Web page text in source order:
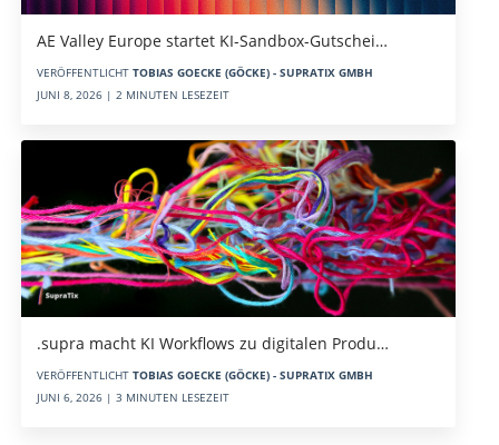
AE Valley Europe startet KI-Sandbox-Gutschei…
VERÖFFENTLICHT TOBIAS GOECKE (GÖCKE) - SUPRATIX GMBH
JUNI 8, 2026 | 2 MINUTEN LESEZEIT
.supra macht KI Workflows zu digitalen Produ…
VERÖFFENTLICHT TOBIAS GOECKE (GÖCKE) - SUPRATIX GMBH
JUNI 6, 2026 | 3 MINUTEN LESEZEIT